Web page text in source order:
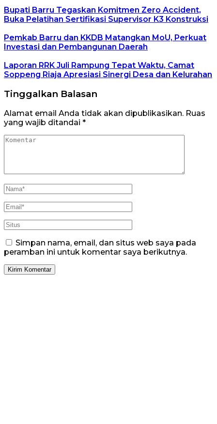
Bupati Barru Tegaskan Komitmen Zero Accident,
Buka Pelatihan Sertifikasi Supervisor K3 Konstruksi
Pemkab Barru dan KKDB Matangkan MoU, Perkuat
Investasi dan Pembangunan Daerah
Laporan RRK Juli Rampung Tepat Waktu, Camat
Soppeng Riaja Apresiasi Sinergi Desa dan Kelurahan
Tinggalkan Balasan
Alamat email Anda tidak akan dipublikasikan. Ruas
yang wajib ditandai *
Simpan nama, email, dan situs web saya pada
peramban ini untuk komentar saya berikutnya.